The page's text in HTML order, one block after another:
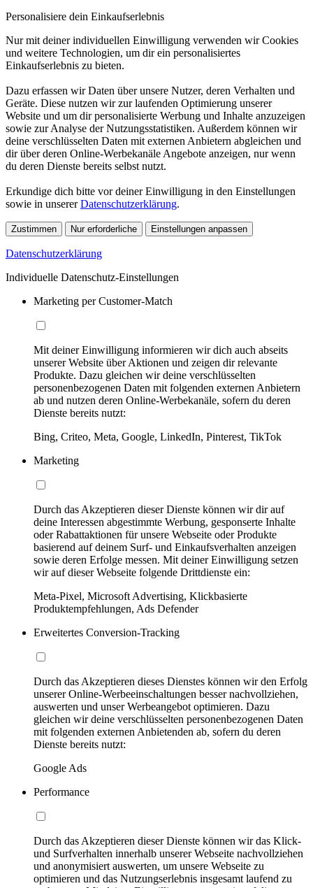
Personalisiere dein Einkaufserlebnis
Nur mit deiner individuellen Einwilligung verwenden wir Cookies
und weitere Technologien, um dir ein personalisiertes
Einkaufserlebnis zu bieten.
Dazu erfassen wir Daten über unsere Nutzer, deren Verhalten und
Geräte. Diese nutzen wir zur laufenden Optimierung unserer
Website und um dir personalisierte Werbung und Inhalte anzuzeigen
sowie zur Analyse der Nutzungsstatistiken. Außerdem können wir
deine verschlüsselten Daten mit externen Anbietern abgleichen und
dir über deren Online-Werbekanäle Angebote anzeigen, nur wenn
du deren Dienste bereits selbst nutzt.
Erkundige dich bitte vor deiner Einwilligung in den Einstellungen
sowie in unsererDatenschutzerklärung.
Zustimmen Nur erforderliche Einstellungen anpassen
Datenschutzerklärung
Individuelle Datenschutz-Einstellungen
Marketing per Customer-Match
Mit deiner Einwilligung informieren wir dich auch abseits
unserer Website über Aktionen und zeigen dir relevante
Produkte. Dazu gleichen wir deine verschlüsselten
personenbezogenen Daten mit folgenden externen Anbietern
ab und nutzen deren Online-Werbekanäle, sofern du deren
Dienste bereits nutzt:
Bing, Criteo, Meta, Google, LinkedIn, Pinterest, TikTok
Marketing
Durch das Akzeptieren dieser Dienste können wir dir auf
deine Interessen abgestimmte Werbung, gesponserte Inhalte
oder Rabattaktionen für unsere Webseite oder Produkte
basierend auf deinem Surf- und Einkaufsverhalten anzeigen
sowie deren Erfolge messen. Mit deiner Einwilligung setzen
wir auf dieser Webseite folgende Drittdienste ein:
Meta-Pixel, Microsoft Advertising, Klickbasierte
Produktempfehlungen, Ads Defender
Erweitertes Conversion-Tracking
Durch das Akzeptieren dieses Dienstes können wir den Erfolg
unserer Online-Werbeeinschaltungen besser nachvollziehen,
auswerten und unser Werbeangebot optimieren. Dazu
gleichen wir deine verschlüsselten personenbezogenen Daten
mit folgenden externen Anbietenden ab, sofern du deren
Dienste bereits nutzt:
Google Ads
Performance
Durch das Akzeptieren dieser Dienste können wir das Klick-
und Surfverhalten innerhalb unserer Webseite nachvollziehen
und anonymisiert auswerten, um unsere Webseite zu
optimieren und das Nutzungserlebnis insgesamt laufend zu